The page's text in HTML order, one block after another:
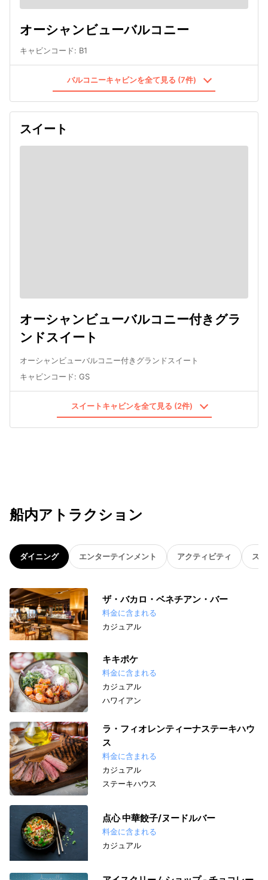
オーシャンビューバルコニー
キャビンコード: B1
バルコニーキャビンを全て見る (7件)
スイート
オーシャンビューバルコニー付きグラ
ンドスイート
オーシャンビューバルコニー付きグランドスイート
キャビンコード: GS
スイートキャビンを全て見る (2件)
船内アトラクション
ダイニング エンターテインメント アクティビティ ス
ザ・バカロ・ベネチアン・バー
料金に含まれる
カジュアル
キキポケ
料金に含まれる
カジュアル
ハワイアン
ラ・フィオレンティーナステーキハウ
ス
料金に含まれる
カジュアル
ステーキハウス
点心 中華餃子/ヌードルバー
料金に含まれる
カジュアル